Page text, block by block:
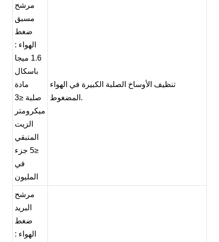
مرشح
مسبق
ضغط
الهواء :
1.6 ميجا
باسكال
مادة
صلبة
≤3
ميكرومتر
الزيت
المتبقي
≤5 جزء
في
المليون
تنظيف الأوساخ الصلبة الكبيرة في الهواء
المضغوط.
مرشح
البريد
ضغط
الهواء :